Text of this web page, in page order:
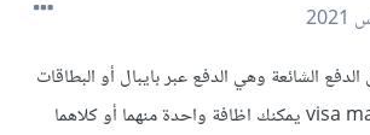
الشائعة وهي الدفع عبر بايبال أو البطاقات
الائتمانية visa mastercard يمكنك اظافة واحدة منهما أو كلاهما